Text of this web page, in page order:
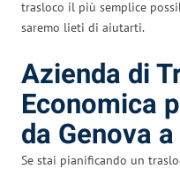
trasloco il più semplice
saremo lieti di aiutarti.
Azienda di
Economica
da Genova
Se stai pianificando un